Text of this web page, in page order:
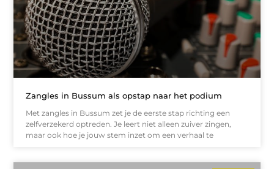
Zangles in Bussum als opstap naar het podium
Met zangles in Bussum zet je de eerste stap richting een
zelfverzekerd optreden. Je leert niet alleen zuiver zingen,
maar ook hoe je jouw stem inzet om een verhaal te